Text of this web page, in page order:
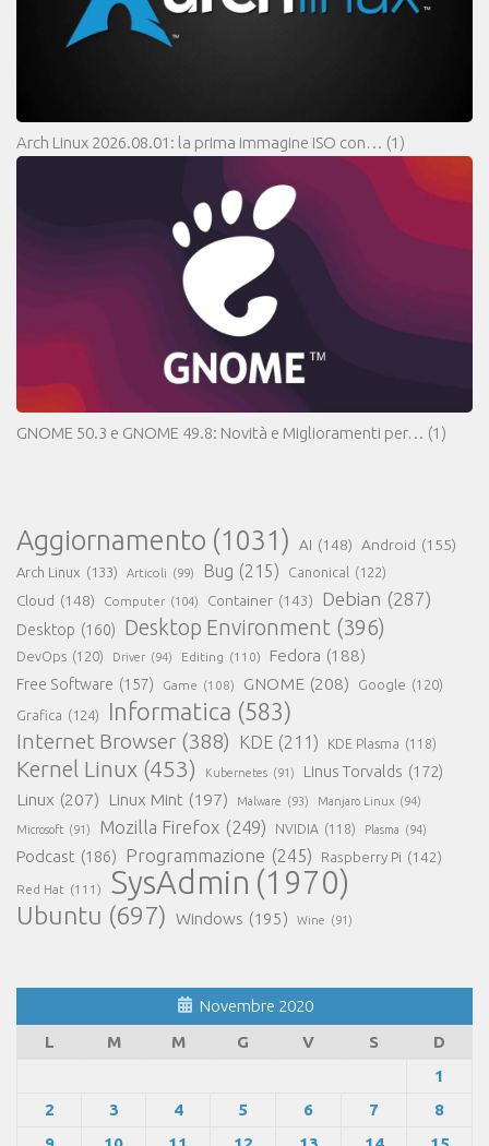
Arch Linux 2026.08.01: la prima immagine ISO con… (1)
GNOME 50.3 e GNOME 49.8: Novità e Miglioramenti per… (1)
Aggiornamento (1031) AI (148) Android (155)
Arch Linux (133) Articoli (99) Bug (215) Canonical (122)
Cloud (148) Computer (104) Container (143) Debian (287)
Desktop (160) Desktop Environment (396)
DevOps (120) Driver (94) Editing (110) Fedora (188)
Free Software (157) Game (108) GNOME (208) Google (120)
Grafica (124) Informatica (583)
Internet Browser (388) KDE (211) KDE Plasma (118)
Kernel Linux (453) Kubernetes (91) Linus Torvalds (172)
Linux (207) Linux Mint (197) Malware (93) Manjaro Linux (94)
Microsoft (91) Mozilla Firefox (249) NVIDIA (118) Plasma (94)
Podcast (186) Programmazione (245) Raspberry Pi (142)
Red Hat (111) SysAdmin (1970)
Ubuntu (697) Windows (195) Wine (91)
Novembre 2020
L
M M G V S
D
1
2
3 4 5 6 7
8